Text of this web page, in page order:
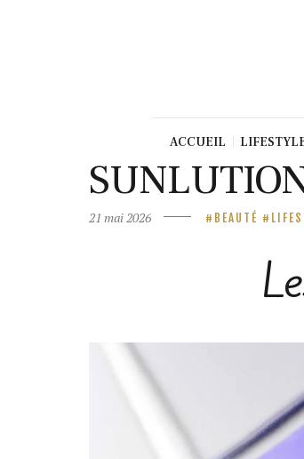
ACCUEIL
Art
TV/Press
Dolce Vita
21 mai 2026 BEAUTÉ